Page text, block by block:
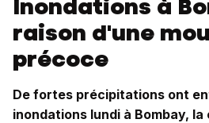
Inondations à
raison d'une
précoce
De fortes précipitations ont
inondations lundi à Bombay,